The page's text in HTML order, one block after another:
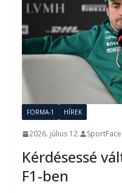
FORMA-1 HÍREK
2026. július 12.
Kérdésessé
F1-ben